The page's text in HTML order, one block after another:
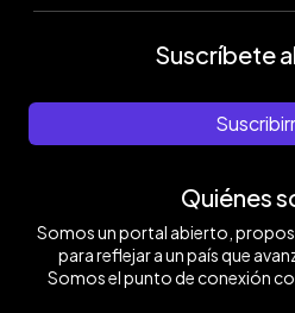
Suscríbete
Quiénes
Somos un portal abierto,
para reflejar a un país que
Somos el punto de conexión